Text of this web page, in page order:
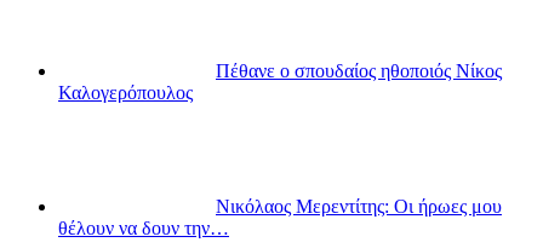
Πέθανε ο σπουδαίος ηθοποιός Νίκος
Καλογερόπουλος
Νικόλαος Μερεντίτης: Οι ήρωες μου
θέλουν να δουν την…